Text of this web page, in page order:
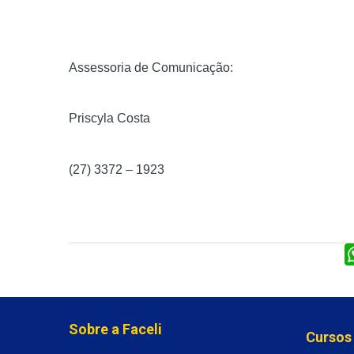
Assessoria de Comunicação:
Priscyla Costa
(27) 3372 – 1923
Sobre a Faceli Cursos